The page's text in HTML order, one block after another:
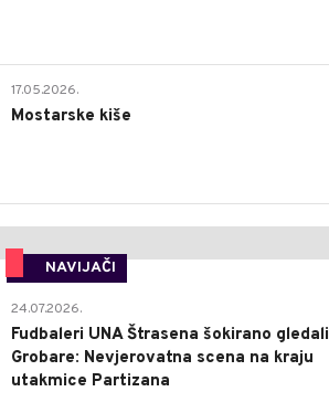
17.05.2026.
Mostarske kiše
NAVIJAČI
24.07.2026.
Fudbaleri UNA Štrasena šokirano gledali
Grobare: Nevjerovatna scena na kraju
utakmice Partizana